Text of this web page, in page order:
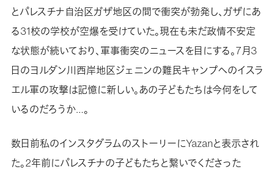
とパレスチナ自治区ガザ地区の間で衝突が勃発し、ガザにあ
る31校の学校が空爆を受けていた。現在も未だ政情不安定
な状態が続いており、軍事衝突のニュースを目にする。7月3
日のヨルダン川西岸地区ジェニンの難民キャンプへのイスラ
エル軍の攻撃は記憶に新しい。あの子どもたちは今何をして
いるのだろうか…。
数日前私のインスタグラムのストーリーにYazanと表示され
た。2年前にパレスチナの子どもたちと繋いでくださった